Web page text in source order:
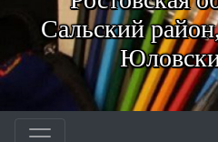
Сальский